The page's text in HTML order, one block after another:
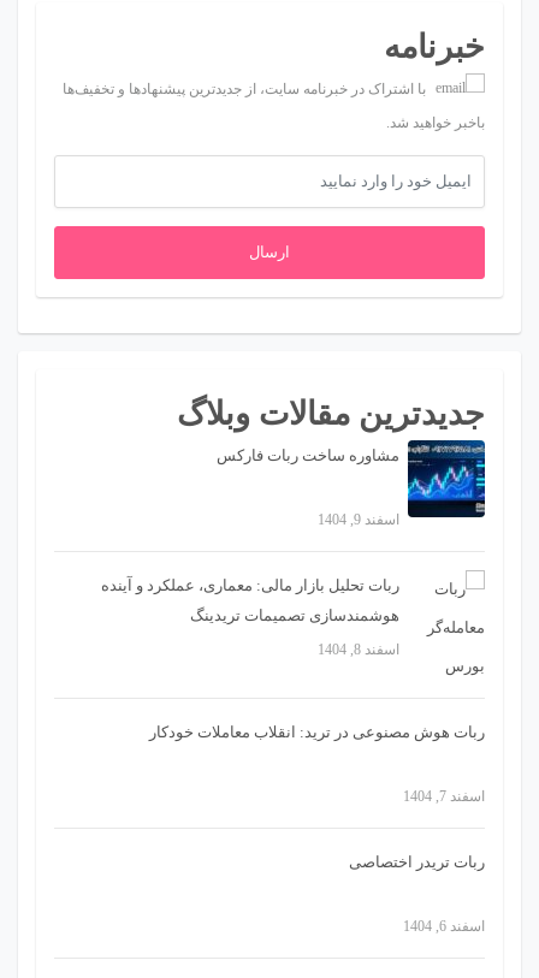
خبرنامه
با اشتراک در خبرنامه سایت، از جدیدترین پیشنهادها و تخفیف‌ها
باخبر خواهید شد.
ارسال
جدیدترین مقالات وبلاگ
مشاوره ساخت ربات فارکس
اسفند 9, 1404
ربات تحلیل بازار مالی: معماری، عملکرد و آینده
هوشمندسازی تصمیمات تریدینگ
اسفند 8, 1404
ربات هوش مصنوعی در ترید: انقلاب معاملات خودکار
اسفند 7, 1404
ربات تریدر اختصاصی
اسفند 6, 1404